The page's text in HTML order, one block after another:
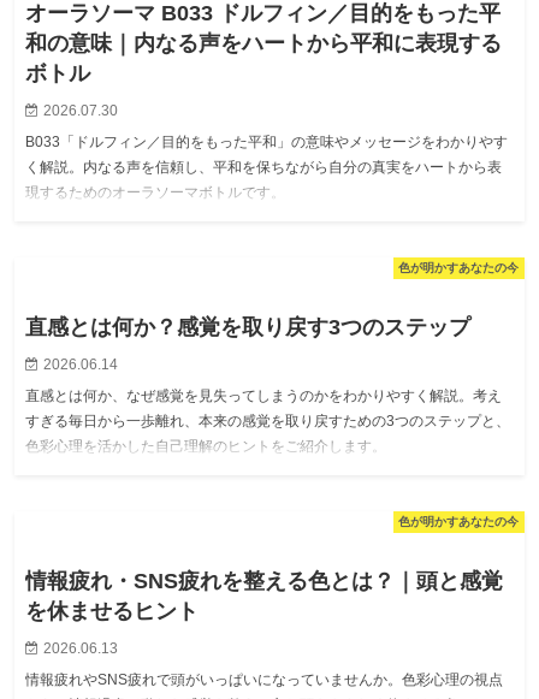
オーラソーマ B033 ドルフィン／目的をもった平
和の意味｜内なる声をハートから平和に表現する
ボトル
2026.07.30
B033「ドルフィン／目的をもった平和」の意味やメッセージをわかりやす
く解説。内なる声を信頼し、平和を保ちながら自分の真実をハートから表
現するためのオーラソーマボトルです。
色が明かすあなたの今
直感とは何か？感覚を取り戻す3つのステップ
2026.06.14
直感とは何か、なぜ感覚を見失ってしまうのかをわかりやすく解説。考え
すぎる毎日から一歩離れ、本来の感覚を取り戻すための3つのステップと、
色彩心理を活かした自己理解のヒントをご紹介します。
色が明かすあなたの今
情報疲れ・SNS疲れを整える色とは？｜頭と感覚
を休ませるヒント
2026.06.13
情報疲れやSNS疲れで頭がいっぱいになっていませんか。色彩心理の視点